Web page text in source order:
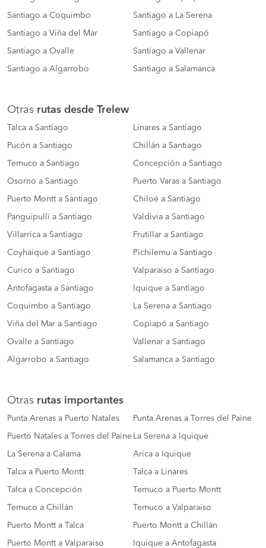
Santiago a Coquimbo Santiago a La Serena
Santiago a Viña del Mar Santiago a Copiapó
Santiago a Ovalle Santiago a Vallenar
Santiago a Algarrobo Santiago a Salamanca
Otras rutas desde Trelew
Talca a Santiago Linares a Santiago
Pucón a Santiago Chillán a Santiago
Temuco a Santiago Concepción a Santiago
Osorno a Santiago Puerto Varas a Santiago
Puerto Montt a Santiago Chiloé a Santiago
Panguipulli a Santiago Valdivia a Santiago
Villarrica a Santiago Frutillar a Santiago
Coyhaique a Santiago Pichilemu a Santiago
Curico a Santiago Valparaiso a Santiago
Antofagasta a Santiago Iquique a Santiago
Coquimbo a Santiago La Serena a Santiago
Viña del Mar a Santiago Copiapó a Santiago
Ovalle a Santiago Vallenar a Santiago
Algarrobo a Santiago Salamanca a Santiago
Otras rutas importantes
Punta Arenas a Puerto Natales Punta Arenas a Torres del Paine
Puerto Natales a Torres del Paine La Serena a Iquique
La Serena a Calama Arica a Iquique
Talca a Puerto Montt Talca a Linares
Talca a Concepción Temuco a Puerto Montt
Temuco a Chillán Temuco a Valparaiso
Puerto Montt a Talca Puerto Montt a Chillán
Puerto Montt a Valparaiso Iquique a Antofagasta